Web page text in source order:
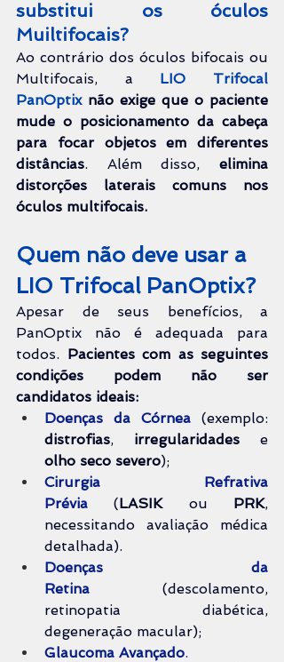
substitui os óculos
Muiltifocais?
Ao contrário dos óculos bifocais ou
Multifocais, a LIO Trifocal
PanOptix não exige que o paciente
mude o posicionamento da cabeça
para focar objetos em diferentes
distâncias. Além disso, elimina
distorções laterais comuns nos
óculos multifocais.
Quem não deve usar a
LIO Trifocal PanOptix?
Apesar de seus benefícios, a
PanOptix não é adequada para
todos. Pacientes com as seguintes
condições podem não ser
candidatos ideais:
Doenças da Córnea
distrofias, irregularidades
olho seco severo);
Cirurgia Refrativa
Prévia (LASIK ou PRK,
necessitando avaliação médica
detalhada).
Doenças da
Retina (descolamento,
retinopatia diabética,
degeneração macular);
Glaucoma Avançado.